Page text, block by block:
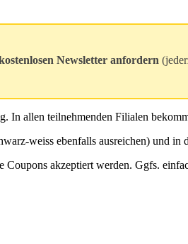
Newsletter anfordern
In allen teilnehmenden Filialen
weiss ebenfalls ausreichen) und in
akzeptiert werden. Ggfs.